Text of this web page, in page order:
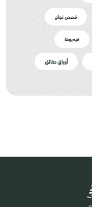
قصص نجاح
فيديوها
أوراق حقائق